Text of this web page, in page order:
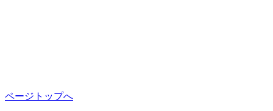
ページトップへ